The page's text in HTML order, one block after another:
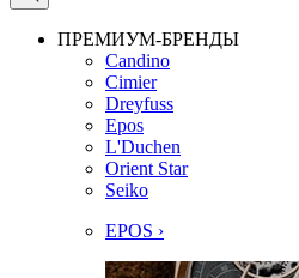
ПРЕМИУМ-БРЕНДЫ
Candino
Cimier
Dreyfuss
Epos
L'Duchen
Orient Star
Seiko
EPOS ›